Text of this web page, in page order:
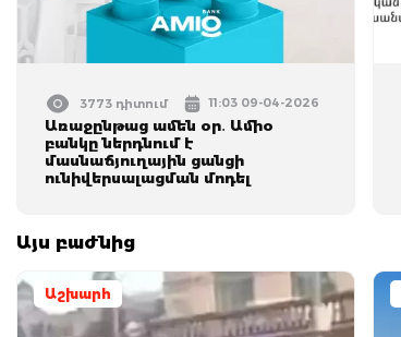
3773 դիտում 11:03 09-04-2026
Առաջընթաց ամեն օր․ Ամիօ
բանկը ներդնում է
մասնաճյուղային ցանցի
ունիվերսալացման մոդել
Այս բաժնից
Աշխարհ